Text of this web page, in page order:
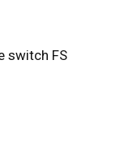
switch FS